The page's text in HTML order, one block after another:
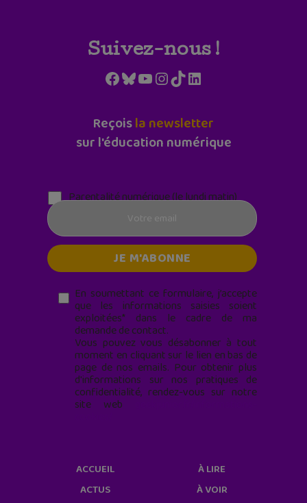
Suivez-nous !
Facebook
Bluesky
YouTube
Instagram
TikTokLinkedIn
Reçoisla newsletter
sur l'éducation numérique
Parentalité numérique (le lundi matin)
En soumettant ce formulaire, j’accepte
que les informations saisies soient
exploitées* dans le cadre de ma
demande de contact.
Vous pouvez vous désabonner à tout
moment en cliquant sur le lien en bas de
page de nos emails. Pour obtenir plus
d'informations sur nos pratiques de
confidentialité, rendez-vous sur notre
site web
ACCUEIL
ACTUS
À LIRE
À VOIR